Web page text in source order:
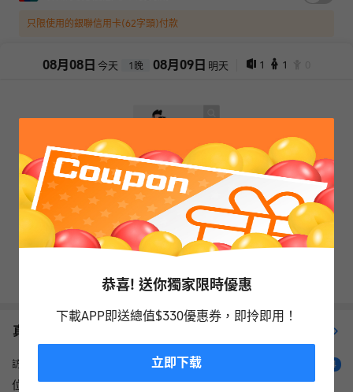
恭喜! 送你獨家限時優惠
下載APP即送總值$330優惠券，即拎即用！
立即下载
只限使用的銀聯信用卡(62字頭)付款
08月 08 日 今天 1 晚 08月 09 日 明天 1 1
抱歉，閣下所選擇的產品已售罄
真實住客評價（
訪客 4
位置已經在古城區 房間很大~空間感十足 早餐豐富好味😋~ 附近很